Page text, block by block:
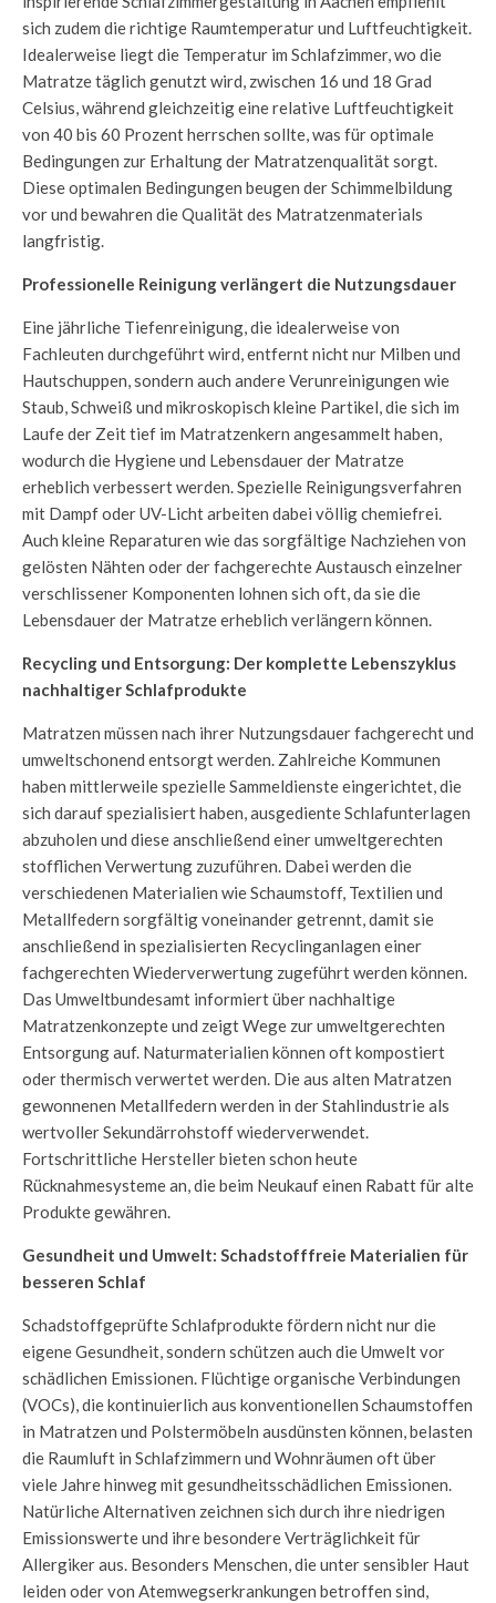
sich zudem die richtige Raumtemperatur und Luftfeuchtigkeit.
Idealerweise liegt die Temperatur im Schlafzimmer, wo die
Matratze täglich genutzt wird, zwischen 16 und 18 Grad
Celsius, während gleichzeitig eine relative Luftfeuchtigkeit
von 40 bis 60 Prozent herrschen sollte, was für optimale
Bedingungen zur Erhaltung der Matratzenqualität sorgt.
Diese optimalen Bedingungen beugen der Schimmelbildung
vor und bewahren die Qualität des Matratzenmaterials
langfristig.
Professionelle Reinigung verlängert die Nutzungsdauer
Eine jährliche Tiefenreinigung, die idealerweise von
Fachleuten durchgeführt wird, entfernt nicht nur Milben und
Hautschuppen, sondern auch andere Verunreinigungen wie
Staub, Schweiß und mikroskopisch kleine Partikel, die sich im
Laufe der Zeit tief im Matratzenkern angesammelt haben,
wodurch die Hygiene und Lebensdauer der Matratze
erheblich verbessert werden. Spezielle Reinigungsverfahren
mit Dampf oder UV-Licht arbeiten dabei völlig chemiefrei.
Auch kleine Reparaturen wie das sorgfältige Nachziehen von
gelösten Nähten oder der fachgerechte Austausch einzelner
verschlissener Komponenten lohnen sich oft, da sie die
Lebensdauer der Matratze erheblich verlängern können.
Recycling und Entsorgung: Der komplette Lebenszyklus
nachhaltiger Schlafprodukte
Matratzen müssen nach ihrer Nutzungsdauer fachgerecht und
umweltschonend entsorgt werden. Zahlreiche Kommunen
haben mittlerweile spezielle Sammeldienste eingerichtet, die
sich darauf spezialisiert haben, ausgediente Schlafunterlagen
abzuholen und diese anschließend einer umweltgerechten
stofflichen Verwertung zuzuführen. Dabei werden die
verschiedenen Materialien wie Schaumstoff, Textilien und
Metallfedern sorgfältig voneinander getrennt, damit sie
anschließend in spezialisierten Recyclinganlagen einer
fachgerechten Wiederverwertung zugeführt werden können.
Das Umweltbundesamt informiert über nachhaltige
Matratzenkonzepte und zeigt Wege zur umweltgerechten
Entsorgung auf. Naturmaterialien können oft kompostiert
oder thermisch verwertet werden. Die aus alten Matratzen
gewonnenen Metallfedern werden in der Stahlindustrie als
wertvoller Sekundärrohstoff wiederverwendet.
Fortschrittliche Hersteller bieten schon heute
Rücknahmesysteme an, die beim Neukauf einen Rabatt für alte
Produkte gewähren.
Gesundheit und Umwelt: Schadstofffreie Materialien für
besseren Schlaf
Schadstoffgeprüfte Schlafprodukte fördern nicht nur die
eigene Gesundheit, sondern schützen auch die Umwelt vor
schädlichen Emissionen. Flüchtige organische Verbindungen
(VOCs), die kontinuierlich aus konventionellen Schaumstoffen
in Matratzen und Polstermöbeln ausdünsten können, belasten
die Raumluft in Schlafzimmern und Wohnräumen oft über
viele Jahre hinweg mit gesundheitsschädlichen Emissionen.
Natürliche Alternativen zeichnen sich durch ihre niedrigen
Emissionswerte und ihre besondere Verträglichkeit für
Allergiker aus. Besonders Menschen, die unter sensibler Haut
leiden oder von Atemwegserkrankungen betroffen sind,